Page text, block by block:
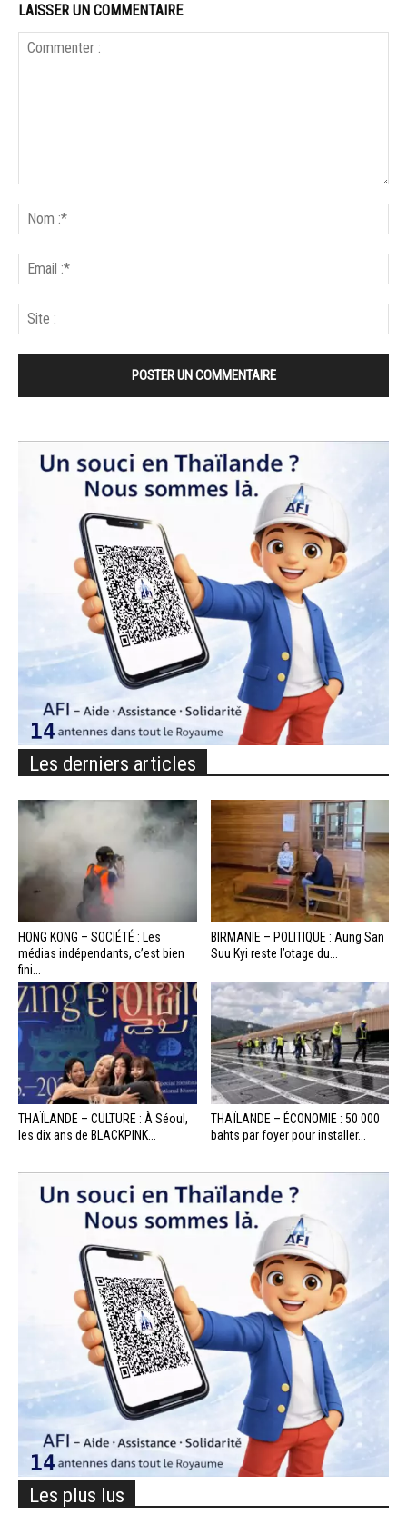
LAISSER UN COMMENTAIRE
Les derniers articles
HONG KONG – SOCIÉTÉ : Les
médias indépendants, c’est bien
fini...
BIRMANIE – POLITIQUE : Aung San
Suu Kyi reste l’otage du...
THAÏLANDE – CULTURE : À Séoul,
les dix ans de BLACKPINK...
THAÏLANDE – ÉCONOMIE : 50 000
bahts par foyer pour installer...
Les plus lus